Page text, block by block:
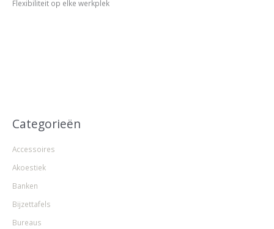
Categorieën
Accessoires
Akoestiek
Banken
Bijzettafels
Bureaus
Flexibiliteit op elke werkplek